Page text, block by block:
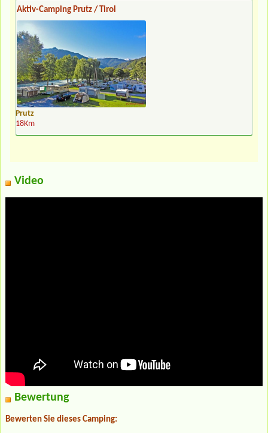
Aktiv-Camping Prutz / Tirol
Prutz
18Km
Video
Bewertung
Bewerten Sie dieses Camping: